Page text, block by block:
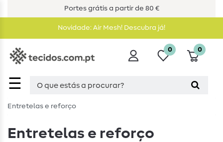
Portes grátis a partir de 80 €
Novidade: Air Mesh! Descubra já!
☰
0 0
Entretelas e reforço
Entretelas e reforço